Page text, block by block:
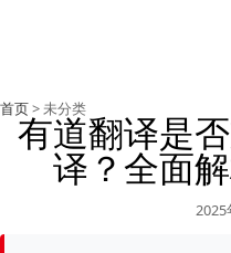
首页> 未分类
有道翻译是
译？全面
2025